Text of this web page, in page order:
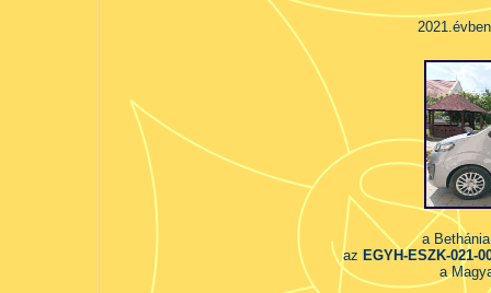
a
az EGYH-ESZK-021-
a